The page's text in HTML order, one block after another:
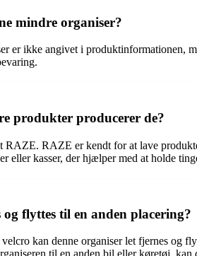
mindre organiser?
er ikke angivet i produktinformationen,
produkter producerer de?
RAZE. RAZE er kendt for at lave
eller kasser, der hjælper med at holde
flyttes til en anden placering?
kan denne organiser let fjernes og